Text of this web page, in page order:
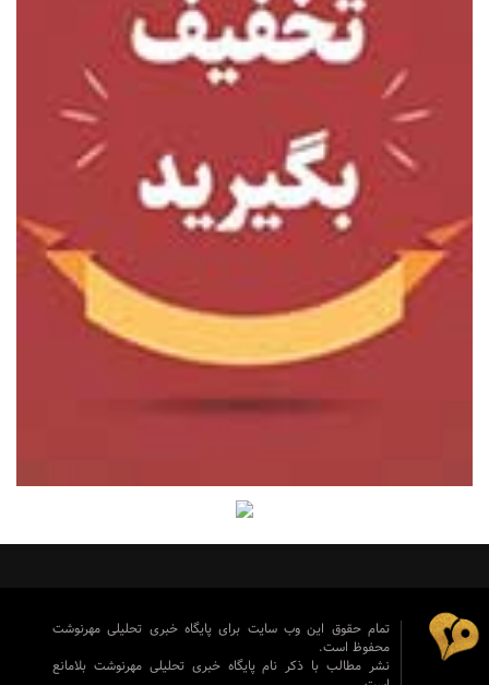
تمام حقوق این وب سایت برای پایگاه خبری تحلیلی مهرنوشت
محفوظ است.
نشر مطالب با ذکر نام پایگاه خبری تحلیلی مهرنوشت بلامانع